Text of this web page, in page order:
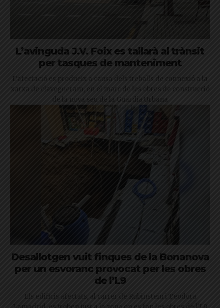
L’avinguda J.V. Foix es tallarà al trànsit
per tasques de manteniment
L'afectació es produeix a causa dels treballs de connexió a la
xarxa de clavegueram, en el marc de les obres de construcció
de la nova seu de la Guàrdia Urbana
Desallotgen vuit finques de la Bonanova
per un esvoranc provocat per les obres
de l’L9
Els edificis afectats, al carrer de Rubinstein i Teodora